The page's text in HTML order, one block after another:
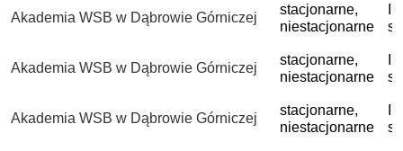
Akademia WSB w Dąbrowie Górniczej
stacjonarne,
niestacjonarne
Akademia WSB w Dąbrowie Górniczej
stacjonarne,
niestacjonarne
Akademia WSB w Dąbrowie Górniczej
stacjonarne,
niestacjonarne